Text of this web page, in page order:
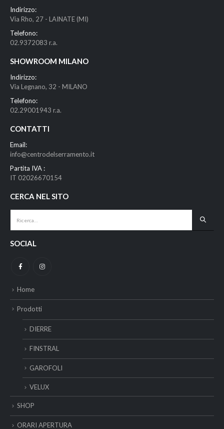
Indirizzo:
Via Rho, 27 - LAINATE (MI)
Telefono:
02.9372083 r.a.
SHOWROOM MILANO
Indirizzo:
Via Legnano, 32 - MILANO
Telefono:
02.29001943 r.a.
CONTATTI
Email:
info@centrodelserramento.it
Partita IVA :
IT 02026670154
CERCA NEL SITO
SOCIAL
Home
Prodotti
DIERRE
FINSTRAL
GAROFOLI
VELUX
SHOP
ORARI APERTURA